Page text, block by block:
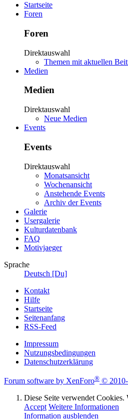
Startseite
Foren
Foren
Direktauswahl
Themen mit aktuellen
Medien
Medien
Direktauswahl
Neue Medien
Events
Events
Direktauswahl
Monatsansicht
Wochenansicht
Anstehende Events
Archiv der Events
Galerie
Usergalerie
Kulturdatenbank
FAQ
Motivjaeger
Sprache
Deutsch [Du]
Kontakt
Hilfe
Startseite
Seitenanfang
RSS-Feed
Impressum
Nutzungsbedingungen
Datenschutzerklärung
Forum software by XenForo® ©
Diese Seite verwendet Cookies.
Accept Weitere Informationen
Information ausblenden